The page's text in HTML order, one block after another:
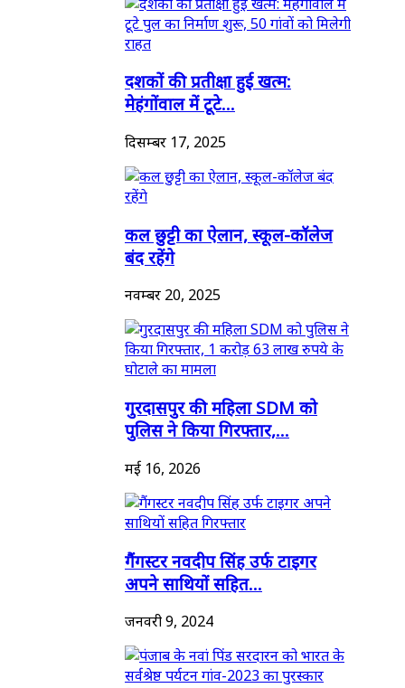
दशकों की प्रतीक्षा हुई खत्म:
मेहंगोंवाल में टूटे...
दिसम्बर 17, 2025
कल छुट्टी का ऐलान, स्कूल-कॉलेज
बंद रहेंगे
नवम्बर 20, 2025
गुरदासपुर की महिला SDM को
पुलिस ने किया गिरफ्तार,...
मई 16, 2026
गैंगस्टर नवदीप सिंह उर्फ टाइगर
अपने साथियों सहित...
जनवरी 9, 2024